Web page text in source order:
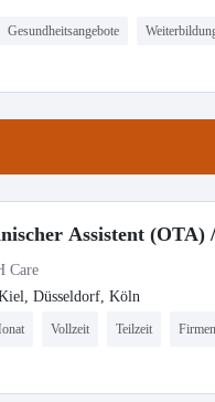
Gesundheitsangebote
Assistent (OTA)
Care
Düsseldorf, Köln
Vollzeit Teilzeit